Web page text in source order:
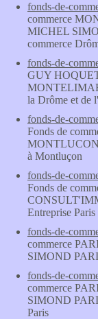
fonds-de-
commerce
MICHEL
commerce
fonds-de-
GUY
MONTELIMAR
la Drôme et de
fonds-de-
Fonds de
MONTLUCON
à Montluçon
fonds-de-
Fonds de
Entreprise Paris
fonds-de-
commerce
SIMOND
fonds-de-
commerce
SIMOND
Paris